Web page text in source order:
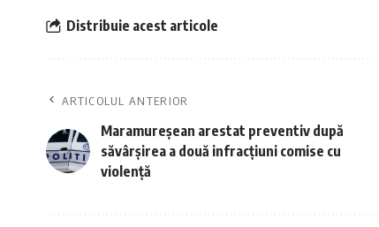
Distribuie acest articole
ARTICOLUL ANTERIOR
Maramureșean arestat preventiv după
săvârșirea a două infracțiuni comise cu
violență